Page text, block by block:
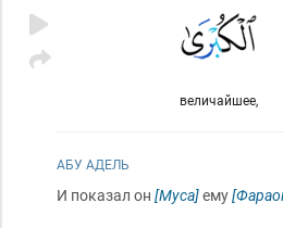
величайшее,
АБУ АДЕЛЬ
И показал он [Муса]ему